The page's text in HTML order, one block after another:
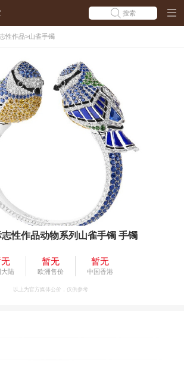
搜索
性作品>山雀手镯
性作品动物系列山雀手镯 手镯
大陆
暂无
欧洲售价
暂无
中国香港
以上为官方媒体公价，仅供参考